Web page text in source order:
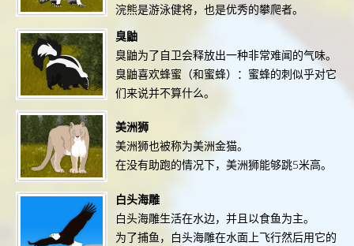
浣熊是游泳健将，也是优秀的攀爬者。
臭鼬
臭鼬为了自卫会释放出一种非常难闻的气味。
臭鼬喜欢蜂蜜（和蜜蜂）：蜜蜂的刺似乎对它
们来说并不算什么。
美洲狮
美洲狮也被称为美洲金猫。
在没有助跑的情况下，美洲狮能够跳5米高。
白头海雕
白头海雕生活在水边，并且以食鱼为主。
为了捕鱼，白头海雕在水面上飞行然后用它的